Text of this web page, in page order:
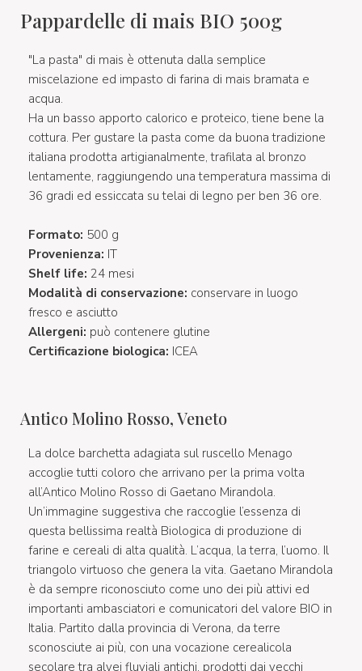
Pappardelle di mais BIO 500g
"La pasta" di mais è ottenuta dalla semplice
miscelazione ed impasto di farina di mais bramata e
acqua.
Ha un basso apporto calorico e proteico, tiene bene la
cottura. Per gustare la pasta come da buona tradizione
italiana prodotta artigianalmente, trafilata al bronzo
lentamente, raggiungendo una temperatura massima di
36 gradi ed essiccata su telai di legno per ben 36 ore.
Formato: 500 g
Provenienza: IT
Shelf life: 24 mesi
Modalità di conservazione: conservare in luogo
fresco e asciutto
Allergeni: può contenere glutine
Certificazione biologica: ICEA
Antico Molino Rosso, Veneto
La dolce barchetta adagiata sul ruscello Menago
accoglie tutti coloro che arrivano per la prima volta
all’Antico Molino Rosso di Gaetano Mirandola.
Un’immagine suggestiva che raccoglie l’essenza di
questa bellissima realtà Biologica di produzione di
farine e cereali di alta qualità. L’acqua, la terra, l’uomo. Il
triangolo virtuoso che genera la vita. Gaetano Mirandola
è da sempre riconosciuto come uno dei più attivi ed
importanti ambasciatori e comunicatori del valore BIO in
Italia. Partito dalla provincia di Verona, da terre
sconosciute ai più, con una vocazione cerealicola
secolare tra alvei fluviali antichi, prodotti dai vecchi